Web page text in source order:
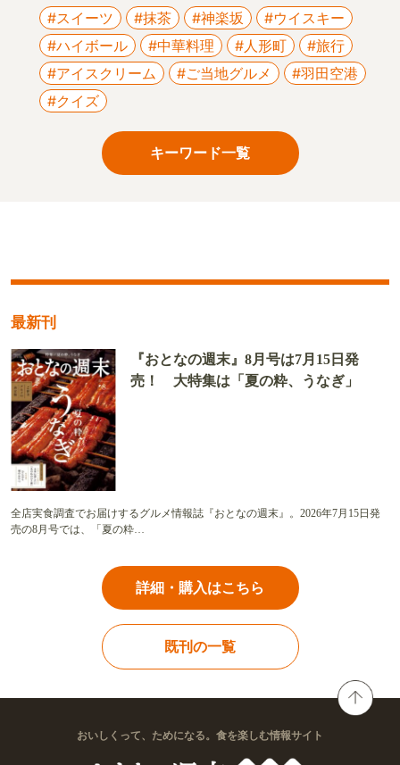
#スイーツ #抹茶 #神楽坂
#ウイスキー
#ハイボール
#中華料理 #人形町
#旅行
#アイスクリーム
#ご当地グルメ
#羽田空港
#クイズ
キーワード一覧
最新刊
『おとなの週末』8月号は7月15日発
売！ 大特集は「夏の粋、うなぎ」
全店実食調査でお届けするグルメ情報誌『おとなの週末』。2026年7月15日発
売の8月号では、「夏の粋…
詳細・購入はこちら
既刊の一覧
おいしくって、ためになる。食を楽しむ情報サイト